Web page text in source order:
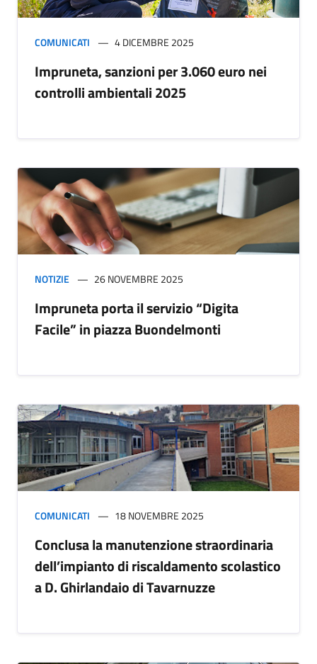
COMUNICATI 4 DICEMBRE 2025
Impruneta, sanzioni per 3.060 euro nei
controlli ambientali 2025
NOTIZIE 26 NOVEMBRE 2025
Impruneta porta il servizio “Digita
Facile” in piazza Buondelmonti
COMUNICATI 18 NOVEMBRE 2025
Conclusa la manutenzione straordinaria
dell’impianto di riscaldamento scolastico
a D. Ghirlandaio di Tavarnuzze